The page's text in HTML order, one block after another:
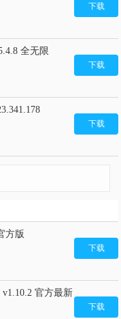
下载
全无限
下载
下载
方版
下载
官方最新
下载